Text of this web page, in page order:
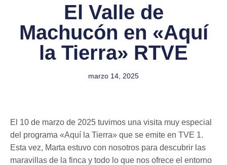
El Valle de
Machucón en «Aquí
la Tierra» RTVE
marzo 14, 2025
El 10 de marzo de 2025 tuvimos una visita muy especial
del programa «Aquí la Tierra» que se emite en TVE 1.
Esta vez, Marta estuvo con nosotros para descubrir las
maravillas de la finca y todo lo que nos ofrece el entorno